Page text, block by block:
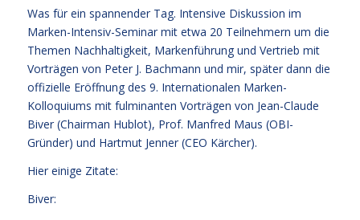
Was für ein spannender Tag. Intensive Diskussion im
Marken-Intensiv-Seminar mit etwa 20 Teilnehmern um die
Themen Nachhaltigkeit, Markenführung und Vertrieb mit
Vorträgen von Peter J. Bachmann und mir, später dann die
offizielle Eröffnung des 9. Internationalen Marken-
Kolloquiums mit fulminanten Vorträgen von Jean-Claude
Biver (Chairman Hublot), Prof. Manfred Maus (OBI-
Gründer) und Hartmut Jenner (CEO Kärcher).
Hier einige Zitate:
Biver: